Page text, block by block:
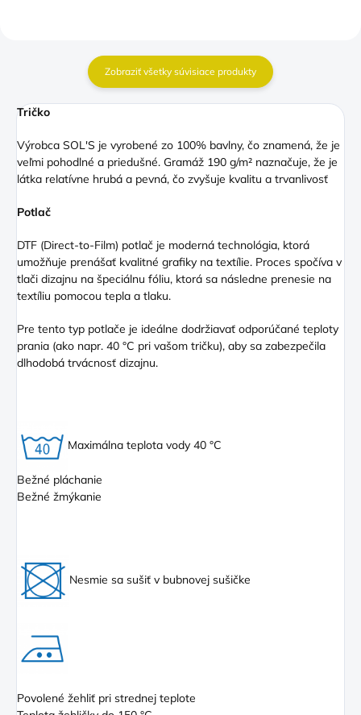
Zobraziť všetky súvisiace produkty
Tričko
Výrobca SOL'S je vyrobené zo 100% bavlny, čo znamená, že je
veľmi pohodlné a priedušné. Gramáž 190 g/m² naznačuje, že je
látka relatívne hrubá a pevná, čo zvyšuje kvalitu a trvanlivosť
Potlač
DTF (Direct-to-Film) potlač je moderná technológia, ktorá
umožňuje prenášať kvalitné grafiky na textílie. Proces spočíva v
tlači dizajnu na špeciálnu fóliu, ktorá sa následne prenesie na
textíliu pomocou tepla a tlaku.
Pre tento typ potlače je ideálne dodržiavať odporúčané teploty
prania (ako napr. 40 °C pri vašom tričku), aby sa zabezpečila
dlhodobá trvácnosť dizajnu.
Maximálna teplota vody 40 °C
Bežné pláchanie
Bežné žmýkanie
Nesmie sa sušiť v bubnovej sušičke
Povolené žehliť pri strednej teplote